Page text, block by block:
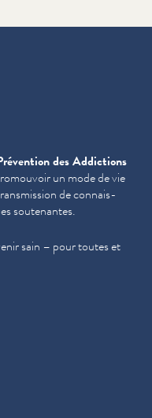
des Addictions
un mode de vie
de con­nais­
soutenantes.
sain – pour toutes et